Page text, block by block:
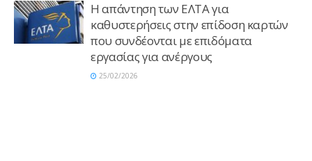
Η απάντηση των ΕΛΤΑ για
καθυστερήσεις στην επίδοση καρτών
που συνδέονται με επιδόματα
εργασίας για ανέργους
25/02/2026